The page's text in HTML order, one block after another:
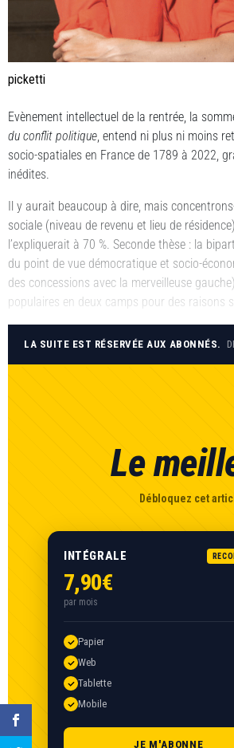
picketti
Evènement intellectuel de la rentrée, la
du conflit politique , entend ni plus ni moins
socio-spatiales en France de 1789 à 2022,
inédites.
Il y aurait beaucoup à dire, mais
sociale (niveau de revenu et lieu de
l’expliquerait à 70 %. Seconde thèse : la
du point de vue démocratique et socio-
des concessions avec la merveilleuse
populaires en deux camps pour des raisons
LA SUITE EST RÉSERVÉE AUX ABONNÉS.
Le
Débloquez cet
INTÉGRALE
7,90€
par mois
Papier
Web
Tablette
Mobile
JE M'ABONNE